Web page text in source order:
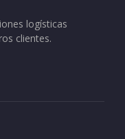
logísticas
clientes.